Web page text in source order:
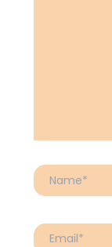
Name*
Email*